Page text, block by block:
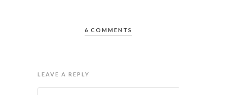
6 COMMENTS
LEAVE A REPLY